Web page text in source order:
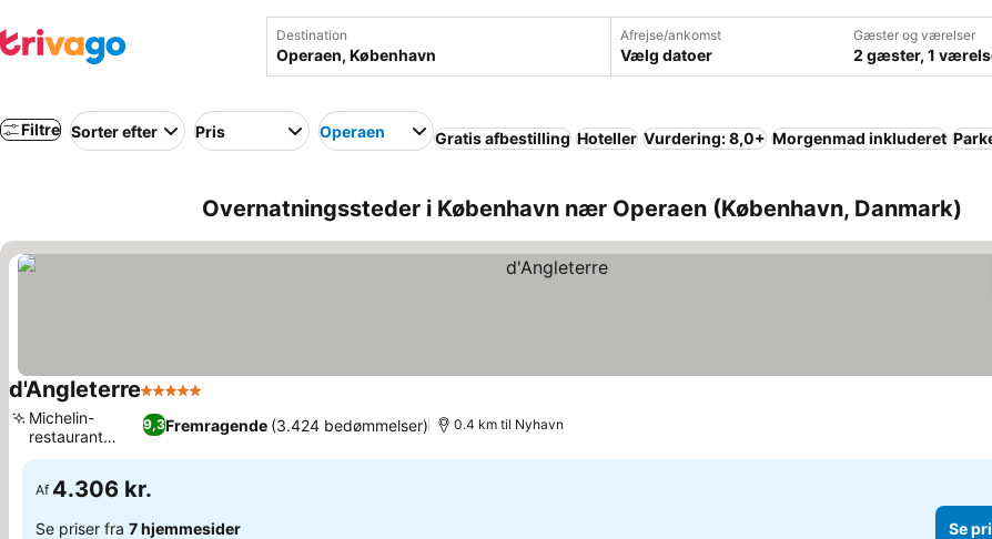
Destination Afrejse/ankomst
Vælg datoer
Gæster og værelser
2 gæster, 1
Filtre Sorter efter Pris Operaen Gratis afbestilling Hoteller Vurdering: 8,0+ Morgenmad inkluderet
Overnatningssteder i København nær Operaen (København, Danmark)
d'Angleterre5 Stjerner
9,3Fremragende (3.424 bedømmelser)
Michelin-
restaurant
Marchal
0.4 km til Nyhavn
Af 4.306 kr.
Se priser fra 7 hjemmesider Se